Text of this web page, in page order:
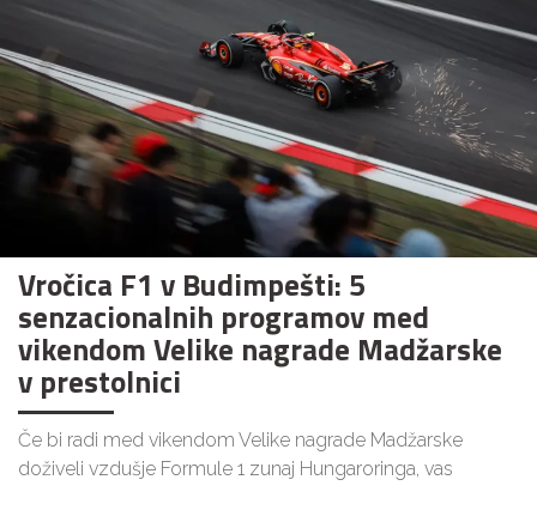
Vročica F1 v Budimpešti: 5
senzacionalnih programov med
vikendom Velike nagrade Madžarske
v prestolnici
Če bi radi med vikendom Velike nagrade Madžarske
doživeli vzdušje Formule 1 zunaj Hungaroringa, vas